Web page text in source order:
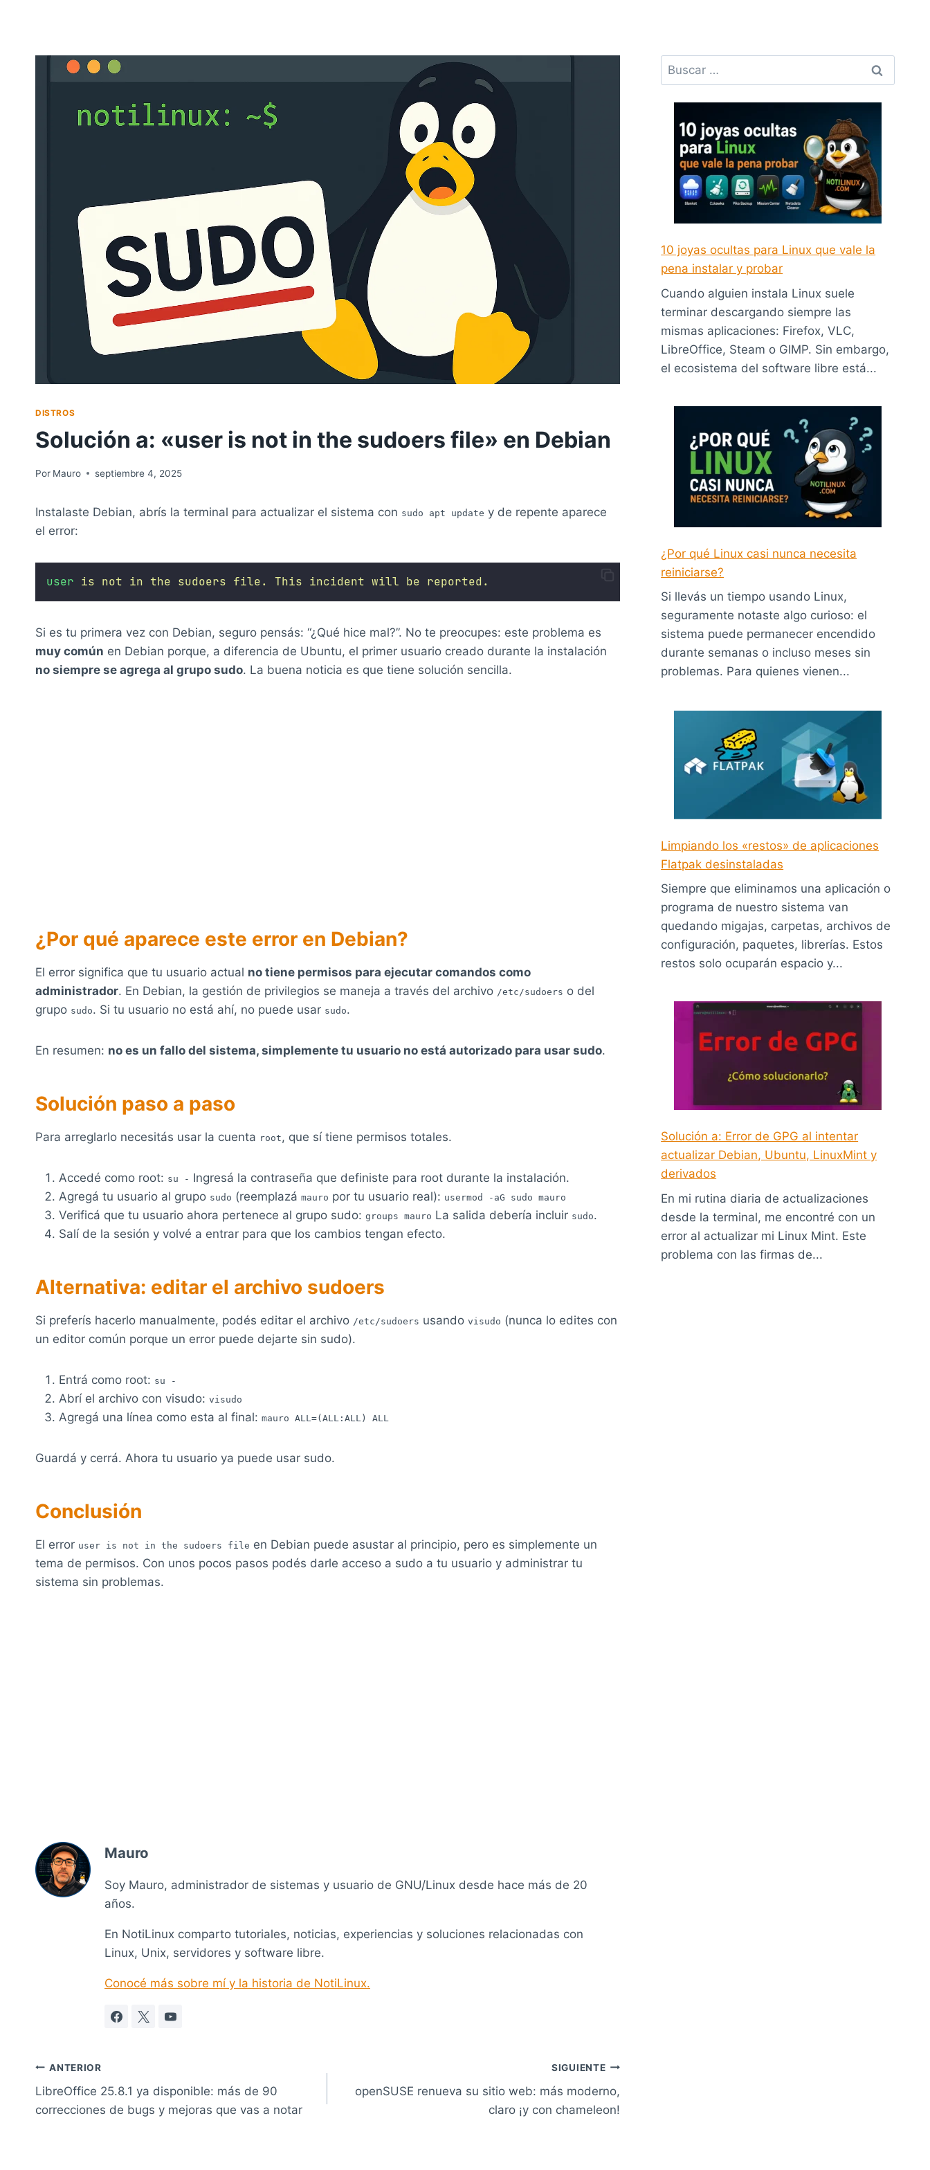
DISTROS
Solución a: «user is not in the sudoers file» en Debian
Por Mauro septiembre 4, 2025
Instalaste Debian, abrís la terminal para actualizar el sistema con sudo apt update y de repente aparece
el error:
user is not in the sudoers file. This incident will be reported.
Si es tu primera vez con Debian, seguro pensás: “¿Qué hice mal?”. No te preocupes: este problema es
muy común en Debian porque, a diferencia de Ubuntu, el primer usuario creado durante la instalación
no siempre se agrega al grupo sudo. La buena noticia es que tiene solución sencilla.
¿Por qué aparece este error en Debian?
El error significa que tu usuario actual no tiene permisos para ejecutar comandos como
administrador. En Debian, la gestión de privilegios se maneja a través del archivo /etc/sudoers o del
grupo sudo. Si tu usuario no está ahí, no puede usar sudo.
En resumen: no es un fallo del sistema, simplemente tu usuario no está autorizado para usar sudo.
Solución paso a paso
Para arreglarlo necesitás usar la cuenta root , que sí tiene permisos totales.
Accedé como root: su - Ingresá la contraseña que definiste para root durante la instalación.
Agregá tu usuario al grupo sudo (reemplazá mauro por tu usuario real): usermod -aG sudo mauro
Verificá que tu usuario ahora pertenece al grupo sudo: groups mauro La salida debería incluir sudo.
Salí de la sesión y volvé a entrar para que los cambios tengan efecto.
Alternativa: editar el archivo sudoers
Si preferís hacerlo manualmente, podés editar el archivo /etc/sudoers usando visudo (nunca lo edites con
un editor común porque un error puede dejarte sin sudo).
Entrá como root: su -
Abrí el archivo con visudo: visudo
Agregá una línea como esta al final: mauro ALL=(ALL:ALL) ALL
Guardá y cerrá. Ahora tu usuario ya puede usar sudo.
Conclusión
El error user is not in the sudoers file en Debian puede asustar al principio, pero es simplemente un
tema de permisos. Con unos pocos pasos podés darle acceso a sudo a tu usuario y administrar tu
sistema sin problemas.
Mauro
Soy Mauro, administrador de sistemas y usuario de GNU/Linux desde hace más de 20
años.
En NotiLinux comparto tutoriales, noticias, experiencias y soluciones relacionadas con
Linux, Unix, servidores y software libre.
Conocé más sobre mí y la historia de NotiLinux.
Navegación
de
ANTERIOR
LibreOffice 25.8.1 ya disponible: más de 90
correcciones de bugs y mejoras que vas a notar
SIGUIENTE
openSUSE renueva su sitio web: más moderno,
claro ¡y con chameleon!
Buscar:
10 joyas ocultas para Linux que vale la
pena instalar y probar
Cuando alguien instala Linux suele
terminar descargando siempre las
mismas aplicaciones: Firefox, VLC,
LibreOffice, Steam o GIMP. Sin embargo,
el ecosistema del software libre está...
¿Por qué Linux casi nunca necesita
reiniciarse?
Si llevás un tiempo usando Linux,
seguramente notaste algo curioso: el
sistema puede permanecer encendido
durante semanas o incluso meses sin
problemas. Para quienes vienen...
Limpiando los «restos» de aplicaciones
Flatpak desinstaladas
Siempre que eliminamos una aplicación o
programa de nuestro sistema van
quedando migajas, carpetas, archivos de
configuración, paquetes, librerías. Estos
restos solo ocuparán espacio y...
Solución a: Error de GPG al intentar
actualizar Debian, Ubuntu, LinuxMint y
derivados
En mi rutina diaria de actualizaciones
desde la terminal, me encontré con un
error al actualizar mi Linux Mint. Este
problema con las firmas de...